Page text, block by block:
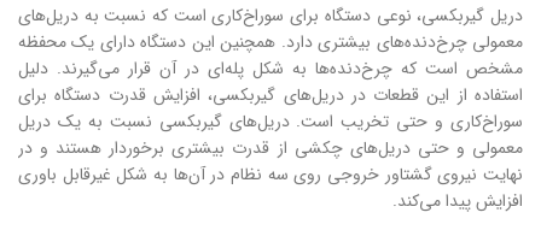
دریل گیربکسی، نوعی دستگاه برای سوراخ‌کاری است که نسبت به دریل‌های
معمولی چرخ‌دنده‌های بیشتری دارد. همچنین این دستگاه دارای یک محفظه
مشخص است که چرخ‌دنده‌ها به شکل پله‌ای در آن قرار می‌گیرند. دلیل
استفاده از این قطعات در دریل‌های گیربکسی، افزایش قدرت دستگاه برای
سوراخ‌کاری و حتی تخریب است. دریل‌های گیربکسی نسبت به یک دریل
معمولی و حتی دریل‌های چکشی از قدرت بیشتری برخوردار هستند و در
نهایت نیروی گشتاور خروجی روی سه نظام در آن‌ها به شکل غیرقابل باوری
افزایش پیدا می‌کند.